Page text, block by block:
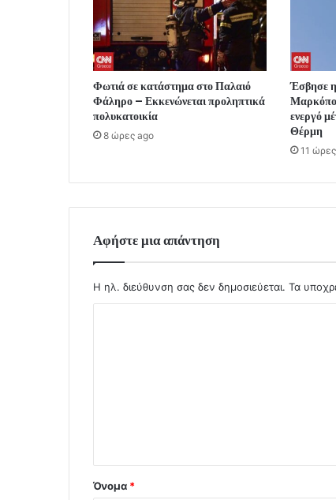
Φωτιά σε κατάστημα στο Παλαιό
Φάληρο – Εκκενώνεται προληπτικά
πολυκατοικία
8 ώρες ago
Έσβησε
ενεργό
Θέρμη
11
Αφήστε μια απάντηση
Η ηλ. διεύθυνση σας δεν δημοσιεύεται. Τα
Όνομα *